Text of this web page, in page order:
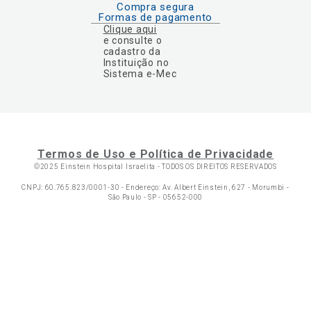
Compra segura
Formas de pagamento
Clique aqui
e consulte o
cadastro da
Instituição no
Sistema e-Mec
Termos de Uso e Política de Privacidade
©2025 Einstein Hospital Israelita -TODOS OS DIREITOS RESERVADOS
CNPJ: 60.765.823/0001-30 - Endereço: Av. Albert Einstein, 627 - Morumbi -
São Paulo - SP - 05652-000